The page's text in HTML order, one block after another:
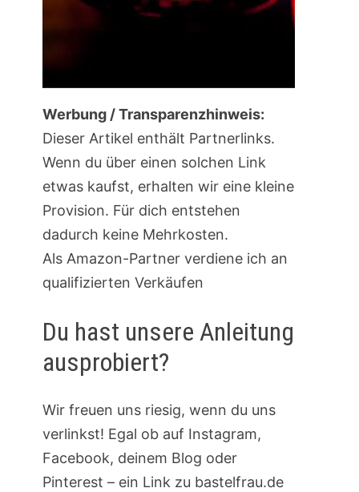
Werbung / Transparenzhinweis:
Dieser Artikel enthält Partnerlinks.
Wenn du über einen solchen Link
etwas kaufst, erhalten wir eine kleine
Provision. Für dich entstehen
dadurch keine Mehrkosten.
Als Amazon-Partner verdiene ich an
qualifizierten Verkäufen
Du hast unsere Anleitung
ausprobiert?
Wir freuen uns riesig, wenn du uns
verlinkst! Egal ob auf Instagram,
Facebook, deinem Blog oder
Pinterest – ein Link zu bastelfrau.de